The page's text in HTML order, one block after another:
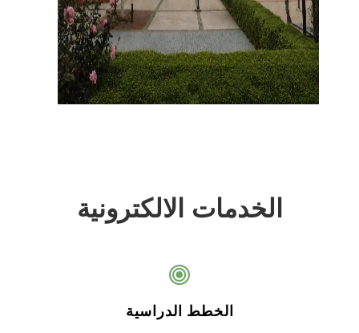
الخدمات الالكترونية
الخطط الدراسية